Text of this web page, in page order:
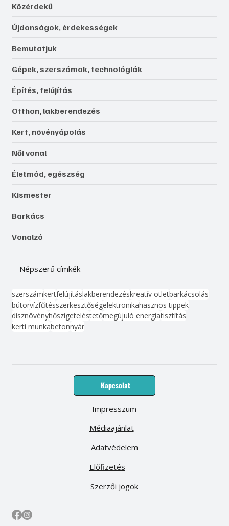
Közérdekű
Újdonságok, érdekességek
Bemutatjuk
Gépek, szerszámok, technológiák
Építés, felújítás
Otthon, lakberendezés
Kert, növényápolás
Női vonal
Életmód, egészség
Kismester
Barkács
Vonalzó
Népszerű címkék
szerszámkertfelújításlakberendezéskreatív ötletbarkácsolás
bútorvízfűtésszerkesztőségelektronikahasznos tippek
dísznövényhőszigeteléstetőmegújuló energiatisztítás
kerti munkabetonnyár
Kapcsolat
Médiaajánlat
Előfizetés
Impresszum
Adatvédelem
Szerzői jogok